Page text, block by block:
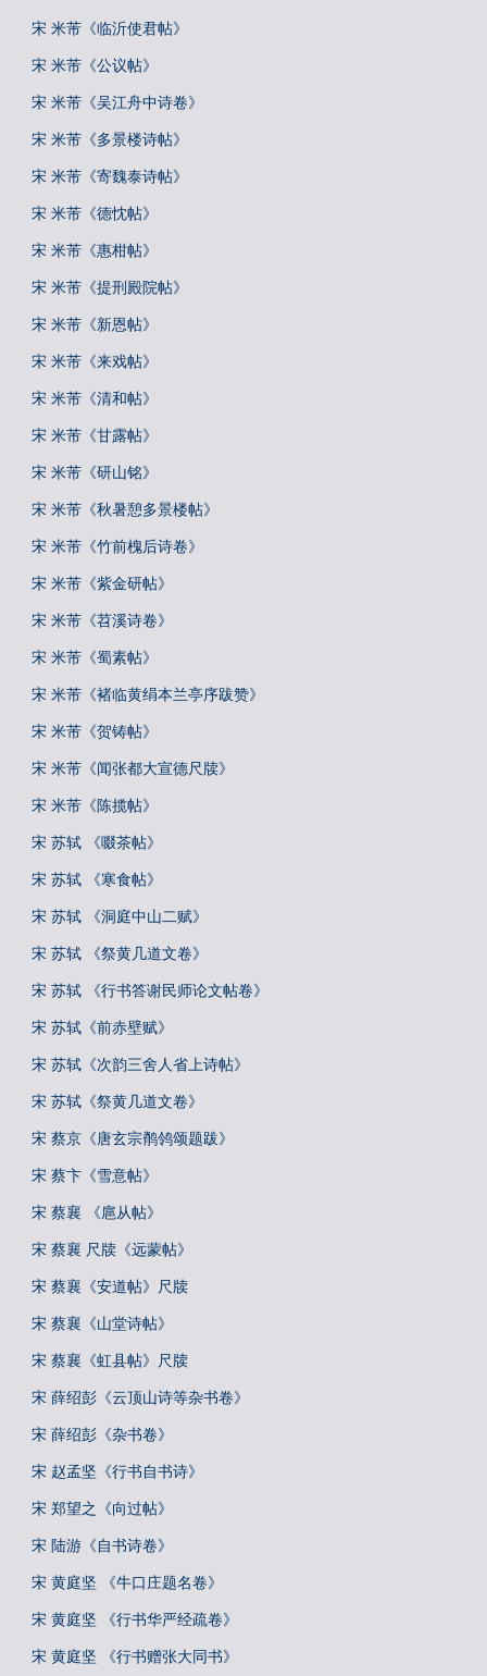
宋 米芾《临沂使君帖》
宋 米芾《公议帖》
宋 米芾《吴江舟中诗卷》
宋 米芾《多景楼诗帖》
宋 米芾《寄魏泰诗帖》
宋 米芾《德忱帖》
宋 米芾《惠柑帖》
宋 米芾《提刑殿院帖》
宋 米芾《新恩帖》
宋 米芾《来戏帖》
宋 米芾《清和帖》
宋 米芾《甘露帖》
宋 米芾《研山铭》
宋 米芾《秋暑憩多景楼帖》
宋 米芾《竹前槐后诗卷》
宋 米芾《紫金研帖》
宋 米芾《苕溪诗卷》
宋 米芾《蜀素帖》
宋 米芾《褚临黄绢本兰亭序跋赞》
宋 米芾《贺铸帖》
宋 米芾《闻张都大宣德尺牍》
宋 米芾《陈揽帖》
宋 苏轼 《啜茶帖》
宋 苏轼 《寒食帖》
宋 苏轼 《洞庭中山二赋》
宋 苏轼 《祭黄几道文卷》
宋 苏轼 《行书答谢民师论文帖卷》
宋 苏轼《前赤壁赋》
宋 苏轼《次韵三舍人省上诗帖》
宋 苏轼《祭黄几道文卷》
宋 蔡京《唐玄宗鹡鸰颂题跋》
宋 蔡卞《雪意帖》
宋 蔡襄 《扈从帖》
宋 蔡襄 尺牍《远蒙帖》
宋 蔡襄《安道帖》尺牍
宋 蔡襄《山堂诗帖》
宋 蔡襄《虹县帖》尺牍
宋 薛绍彭《云顶山诗等杂书卷》
宋 薛绍彭《杂书卷》
宋 赵孟坚《行书自书诗》
宋 郑望之《向过帖》
宋 陆游《自书诗卷》
宋 黄庭坚 《牛口庄题名卷》
宋 黄庭坚 《行书华严经疏卷》
宋 黄庭坚 《行书赠张大同书》